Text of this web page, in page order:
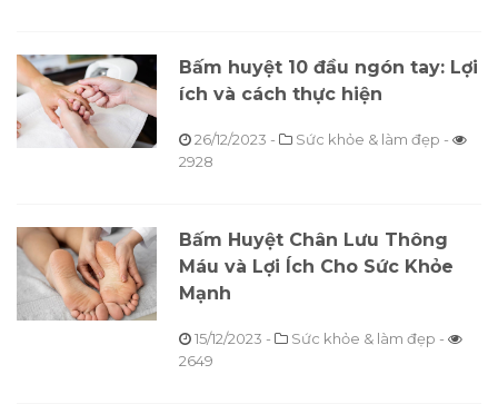
Bấm huyệt 10 đầu ngón tay: Lợi
ích và cách thực hiện
26/12/2023 -
Sức khỏe & làm đẹp -
2928
Bấm Huyệt Chân Lưu Thông
Máu và Lợi Ích Cho Sức Khỏe
Mạnh
15/12/2023 -
Sức khỏe & làm đẹp -
2649